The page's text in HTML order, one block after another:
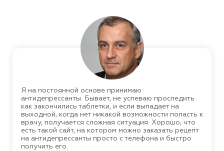
Я на постоянной основе принимаю
антидепрессанты. Бывает, не успеваю проследить
как закончились таблетки, и если выпадает на
выходной, когда нет никакой возможности попасть к
врачу, получается сложная ситуация. Хорошо, что
есть такой сайт, на котором можно заказать рецепт
на антидепрессанты просто с телефона и быстро
получить его.